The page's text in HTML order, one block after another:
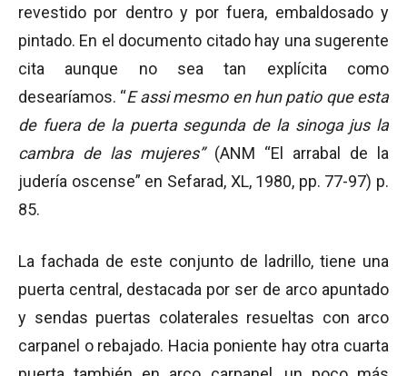
revestido por dentro y por fuera, embaldosado y
pintado. En el documento citado hay una sugerente
cita aunque no sea tan explícita como
desearíamos. “E assi mesmo en hun patio que esta
de fuera de la puerta segunda de la sinoga jus la
cambra de las mujeres”(ANM “El arrabal de la
judería oscense” en Sefarad, XL, 1980, pp. 77-97) p.
85.
La fachada de este conjunto de ladrillo, tiene una
puerta central, destacada por ser de arco apuntado
y sendas puertas colaterales resueltas con arco
carpanel o rebajado. Hacia poniente hay otra cuarta